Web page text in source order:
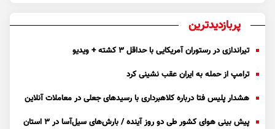
پربازدیدترین
تیراندازی در رستوران آمریکایی با حداقل ۳ کشته + ویدیو
ترامپ از حمله به ایران عقب نشینی کرد
هشدار پلیس فتا درباره کلاهبرداری با رسید‌های جعلی در معاملات آنلاین
پیش بینی هوای کشور طی دو روز آینده / بارش‌های سیل‌آسا در ۳ استان